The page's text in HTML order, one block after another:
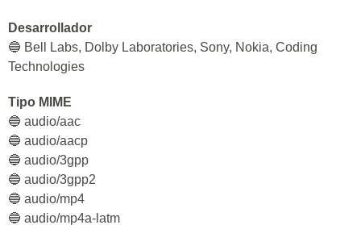
Desarrollador
🔵 Bell Labs, Dolby Laboratories, Sony, Nokia, Coding
Technologies
Tipo MIME
🔵 audio/aac
🔵 audio/aacp
🔵 audio/3gpp
🔵 audio/3gpp2
🔵 audio/mp4
🔵 audio/mp4a-latm